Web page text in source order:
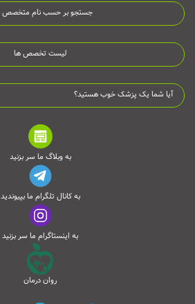
جستجو بر حسب نام متخصص
لیست تخصص ها
آیا شما یک پزشک خوب هستید؟
به وبلاگ ما سر بزنید
به کانال تلگرام ما بپیوندید
به اینستاگرام ما سر بزنید
روان درمان